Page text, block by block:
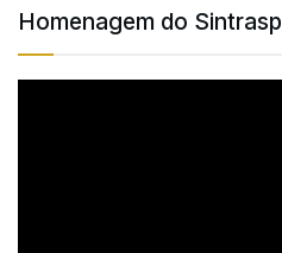
Homenagem do Sintrasp